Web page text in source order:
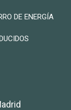
DE ENERGÍA